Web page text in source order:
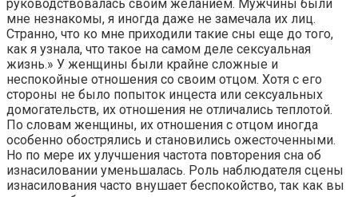
руководствовалась своим желанием. Мужчины были
мне незнакомы, я иногда даже не замечала их лиц.
Странно, что ко мне приходили такие сны еще до того,
как я узнала, что такое на самом деле сексуальная
жизнь.» У женщины были крайне сложные и
неспокойные отношения со своим отцом. Хотя с его
стороны не было попыток инцеста или сексуальных
домогательств, их отношения не отличались теплотой.
По словам женщины, их отношения с отцом иногда
особенно обострялись и становились ожесточенными.
Но по мере их улучшения частота повторения сна об
изнасиловании уменьшалась. Роль наблюдателя сцены
изнасилования часто внушает беспокойство, так как вы